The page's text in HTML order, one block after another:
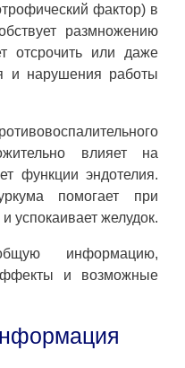
фактор) в
размножению
отсрочить или даже
и нарушения работы
влияет на
функции эндотелия.
помогает при
успокаивает желудок.
информацию,
и возможные